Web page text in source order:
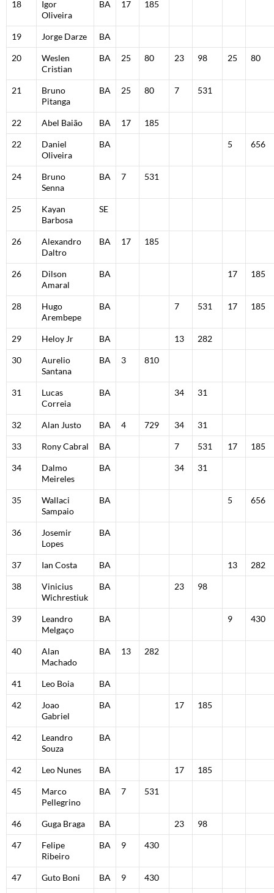
18
Igor
Oliveira
BA 17 185
19 Jorge Darze BA
20
Weslen
Cristian
BA 25 80 23 98 25 80
21
Bruno
Pitanga
BA 25 80 7 531
22 Abel Baião BA 17 185
22
Daniel
Oliveira
BA 5 656
24
Bruno
Senna
BA 7 531
25
Kayan
Barbosa
SE
26
Alexandro
Daltro
BA 17 185
26
Dilson
Amaral
BA 17 185
28
Hugo
Arembepe
BA 7 531 17 185
29 Heloy Jr BA 13 282
30
Aurelio
Santana
BA 3 810
31
Lucas
Correia
BA 34 31
32 Alan Justo BA 4 729 34 31
33 Rony Cabral BA 7 531 17 185
34
Dalmo
Meireles
BA 34 31
35
Wallaci
Sampaio
BA 5 656
36
Josemir
Lopes
BA
37 Ian Costa BA 13 282
38
Vinicius
Wichrestiuk
BA 23 98
39
Leandro
Melgaço
BA 9 430
40
Alan
Machado
BA 13 282
41 Leo Boia BA
42
Joao
Gabriel
BA 17 185
42
Leandro
Souza
BA
42 Leo Nunes BA 17 185
45
Marco
Pellegrino
BA 7 531
46 Guga Braga BA 23 98
47
Felipe
Ribeiro
BA 9 430
47 Guto Boni BA 9 430